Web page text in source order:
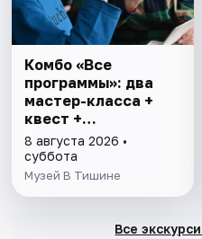
Комбо «Все
программы»: два
мастер-класса +
квест +
интерактивная
экскурсия
8 августа 2026 •
суббота
Музей В Тишине
Все